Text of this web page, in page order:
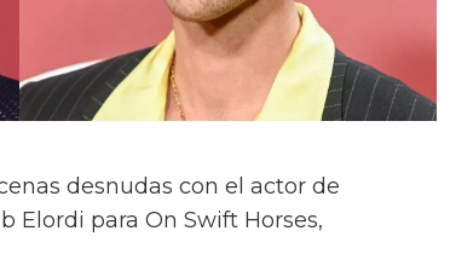
desnudas con el actor de
Elordi para On Swift Horses,